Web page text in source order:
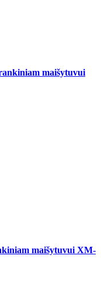
maišytuvui
maišytuvui XM-